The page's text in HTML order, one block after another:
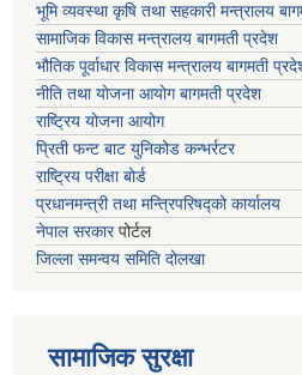
भूमि व्यवस्था कृषि तथा सहकारी मन्त्रालय
सामाजिक विकास मन्त्रालय बागमती प्रदेश
भौतिक पूर्वाधार विकास मन्त्रालय बागमती
नीति तथा योजना आयोग बागमती प्रदेश
राष्ट्रिय योजना आयोग
प्रिती फन्ट बाट युनिकोड कन्भर्रटर
राष्ट्रिय परीक्षा बोर्ड
प्रधानमन्त्री तथा मन्त्रिपरिषद्को कार्यालय
नेपाल सरकारपोर्टल
जिल्ला समन्वय समिति दोलखा
सामाजिक सुरक्षा